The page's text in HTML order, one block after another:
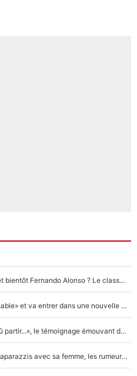
Max Verstappen, Lewis Hamilton… et bientôt Fernando Alonso ? Le classement des pilotes les mieux payés en Formule 1 risque de changer !
F1 - Alpine signe un accord «impensable» et va entrer dans une nouvelle dimension : Grande nouvelle pour Pierre Gasly !
F1 : « Je lui ai fait un câlin, puis j’ai dû partir...», le témoignage émouvant de Max Verstappen sur sa fille
F1 : Charles Leclerc surpris par les paparazzis avec sa femme, les rumeurs étaient vraies !